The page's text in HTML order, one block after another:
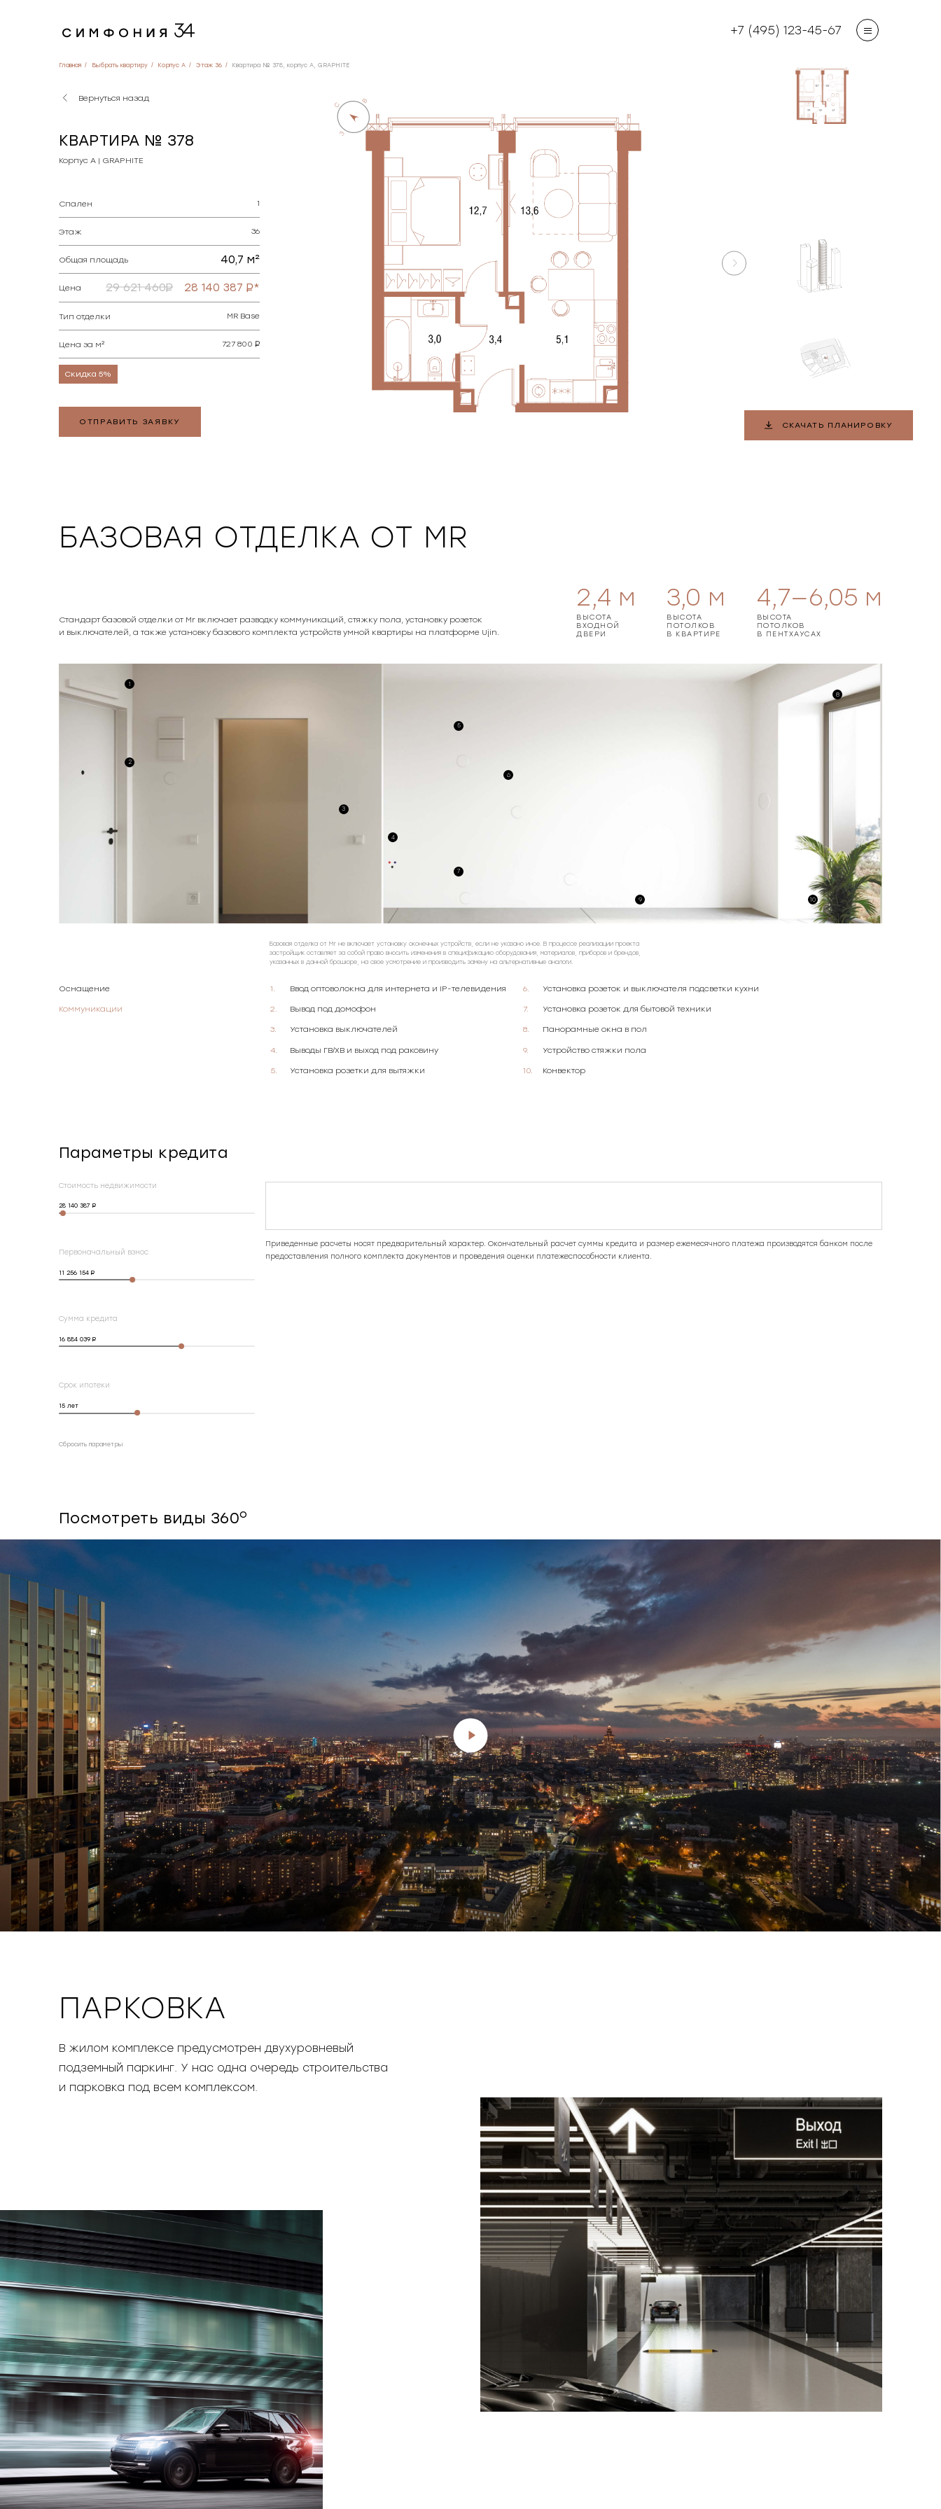
+7 (495) 123-45-67
Главная Выбрать квартиру Корпус A Этаж 36 Квартира № 378, корпус A, GRAPHITE
Вернуться назад
КВАРТИРА № 378
Корпус А | GRAPHITE
Спален 1
Этаж 36
Общая площадь 40,7 м²
Цена 29 621 460 28 140 387 *
Тип отделки MR Base
Цена за м² 727 800
Скидка 5%
ОТПРАВИТЬ ЗАЯВКУ СКАЧАТЬ ПЛАНИРОВКУ
БАЗОВАЯ ОТДЕЛКА ОТ MR
Стандарт базовой отделки от Mr включает разводку коммуникаций, стяжку пола, установку розеток
и выключателей, а также установку базового комплекта устройств умной квартиры на платформе Ujin.
2,4 м
ВЫСОТА
ВХОДНОЙ
ДВЕРИ
3,0 м
ВЫСОТА
ПОТОЛКОВ
В КВАРТИРЕ
4,7—6,05 м
ВЫСОТА
ПОТОЛКОВ
В ПЕНТХАУСАХ
1
2
3
4
5
6
7
8
9 10
Базовая отделка от Mr не включает установку оконечных устройств, если не указано иное. В процессе реализации проекта
застройщик оставляет за собой право вносить изменения в спецификацию оборудования, материалов, приборов и брендов,
указанных в данной брошюре, на свое усмотрение и производить замену на альтернативные аналоги.
Оснащение
Коммуникации
Ввод оптоволокна для интернета и IP-телевидения
Вывод под домофон
Установка выключателей
Выводы ГВ/ХВ и выход под раковину
Установка розетки для вытяжки
Установка розеток и выключателя подсветки кухни
Установка розеток для бытовой техники
Панорамные окна в пол
Устройство стяжки пола
Конвектор
Параметры кредита
Стоимость недвижимости
28 140 387
Первоначальный взнос
11 256 154
Сумма кредита
16 884 039
Срок ипотеки
15 лет
Сбросить параметры
Приведенные расчеты носят предварительный характер. Окончательный расчет суммы кредита и размер ежемесячного платежа производятся банком после
предоставления полного комплекта документов и проведения оценки платежеспособности клиента.
Посмотреть виды 360o
ПАРКОВКА
В жилом комплексе предусмотрен двухуровневый
подземный паркинг. У нас одна очередь строительства
и парковка под всем комплексом.